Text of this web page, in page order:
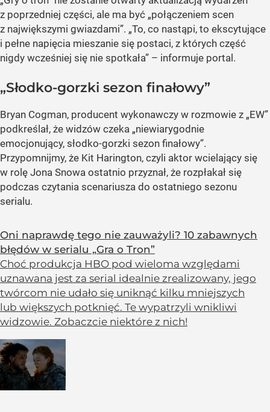
z poprzedniej części, ale ma być „połączeniem scen
z największymi gwiazdami”. „To, co nastąpi, to ekscytujące
i pełne napięcia mieszanie się postaci, z których część
nigdy wcześniej się nie spotkała” – informuje portal.
„Słodko-gorzki sezon finałowy”
Bryan Cogman, producent wykonawczy w rozmowie z „EW”
podkreślał, że widzów czeka „niewiarygodnie
emocjonujący, słodko-gorzki sezon finałowy”.
Przypomnijmy, że Kit Harington, czyli aktor wcielający się
w rolę Jona Snowa ostatnio przyznał, że rozpłakał się
podczas czytania scenariusza do ostatniego sezonu
serialu.
Oni naprawdę tego nie zauważyli? 10 zabawnych
błędów w serialu „Gra o Tron”
Choć produkcja HBO pod wieloma względami
uznawana jest za serial idealnie zrealizowany, jego
twórcom nie udało się uniknąć kilku mniejszych
lub większych potknięć. Te wypatrzyli wnikliwi
widzowie. Zobaczcie niektóre z nich!